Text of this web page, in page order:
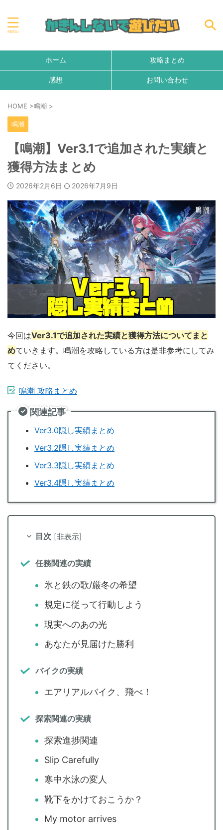
ホーム 攻略まとめ
感想 お問い合わせ
HOME >鳴潮 >
鳴潮
【鳴潮】Ver3.1で追加された実績と
獲得方法まとめ
2026年2月6日 2026年7月9日
今回はVer3.1で追加された実績と獲得方法についてまと
めていきます。鳴潮を攻略している方は是非参考にしてみ
てください。
鳴潮 攻略まとめ
関連記事
Ver3.0隠し実績まとめ
Ver3.2隠し実績まとめ
Ver3.3隠し実績まとめ
Ver3.4隠し実績まとめ
目次 [非表示]
任務関連の実績
氷と鉄の歌/厳冬の希望
規定に従って行動しよう
現実へのあの光
あなたが見届けた勝利
バイクの実績
エアリアルバイク、飛べ！
探索関連の実績
探索進捗関連
Slip Carefully
寒中水泳の変人
靴下をかけておこうか？
My motor arrives